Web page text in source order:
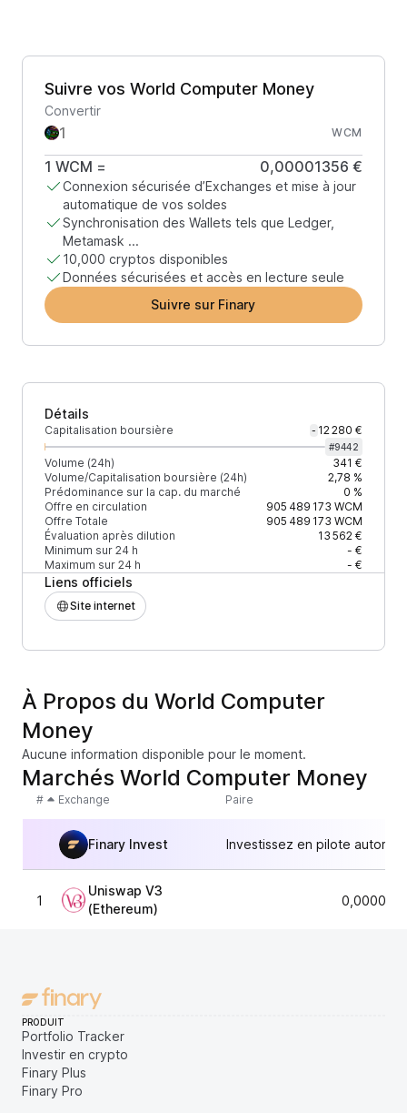
Suivre vos World Computer Money
Convertir
WCM
1 WCM = 0,00001356 €
Connexion sécurisée d’Exchanges et mise à jour
automatique de vos soldes
Synchronisation des Wallets tels que Ledger,
Metamask ...
10,000 cryptos disponibles
Données sécurisées et accès en lecture seule
Suivre sur Finary
Détails
Capitalisation boursière - 12 280 €
#9442
Volume (24h)
341 €
Volume/Capitalisation boursière (24h)
2,78 %
Prédominance sur la cap. du marché
0 %
Offre en circulation
905 489 173 WCM
Offre Totale
905 489 173 WCM
Évaluation après dilution
13 562 €
Minimum sur 24 h
- €
Maximum sur 24 h
- €
Liens officiels
Site internet
À Propos du World Computer
Money
Aucune information disponible pour le moment.
Marchés World Computer Money
# Exchange Paire
Finary Invest Investissez en pilote
1
Uniswap V3
(Ethereum)
PRODUIT
Portfolio Tracker
Investir en crypto
Finary Plus
Finary Pro